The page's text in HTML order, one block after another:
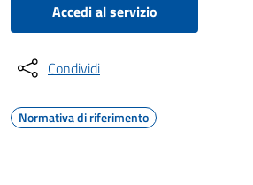
Accedi al servizio
Condividi
Normativa di riferimento